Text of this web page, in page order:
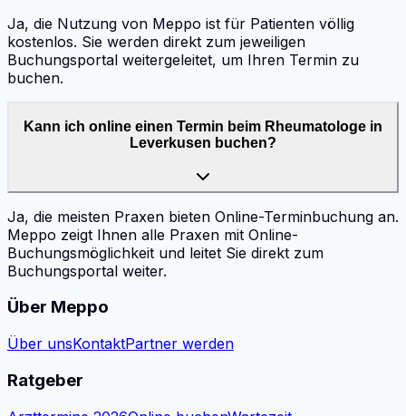
Ja, die Nutzung von Meppo ist für Patienten völlig
kostenlos. Sie werden direkt zum jeweiligen
Buchungsportal weitergeleitet, um Ihren Termin zu
buchen.
Kann ich online einen Termin beim Rheumatologe in
Leverkusen buchen?
Ja, die meisten Praxen bieten Online-Terminbuchung an.
Meppo zeigt Ihnen alle Praxen mit Online-
Buchungsmöglichkeit und leitet Sie direkt zum
Buchungsportal weiter.
Über Meppo
Über unsKontaktPartner werden
Ratgeber